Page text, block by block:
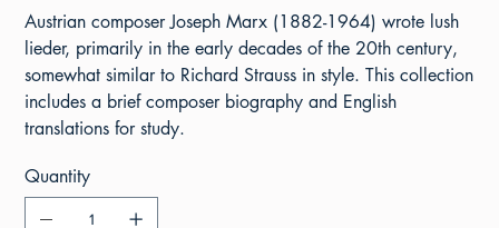
Austrian composer Joseph Marx (1882-1964) wrote lush
lieder, primarily in the early decades of the 20th century,
somewhat similar to Richard Strauss in style. This collection
includes a brief composer biography and English
translations for study.
Quantity